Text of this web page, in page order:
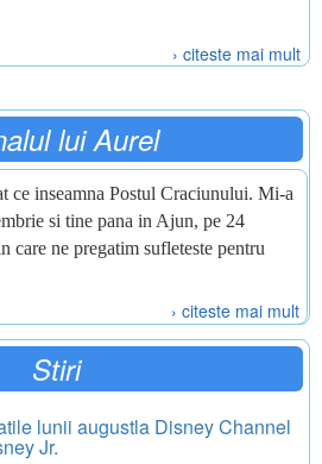
› citeste mai mult
lui Aurel
ce inseamna Postul Craciunului. Mi-a
si tine pana in Ajun, pe 24
care ne pregatim sufleteste pentru
› citeste mai mult
Stiri
lunii augustla Disney Channel
Jr.